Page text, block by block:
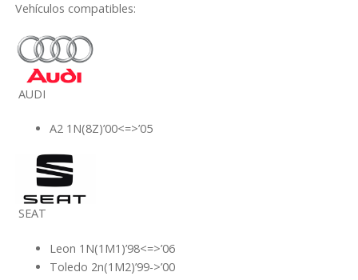
Vehículos compatibles:
AUDI
A2 1N(8Z)’00<=>’05
SEAT
Leon 1N(1M1)’98<=>’06
Toledo 2n(1M2)’99->’00